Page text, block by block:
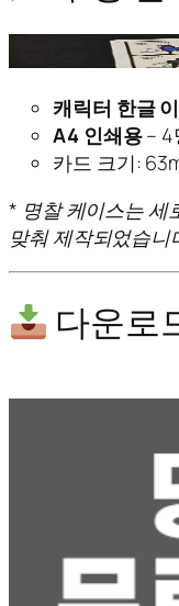
캐릭터 한글
A4 인쇄용– 4
카드 크기:
* 명찰 케이스는 세
맞춰 제작되었습니
다운로